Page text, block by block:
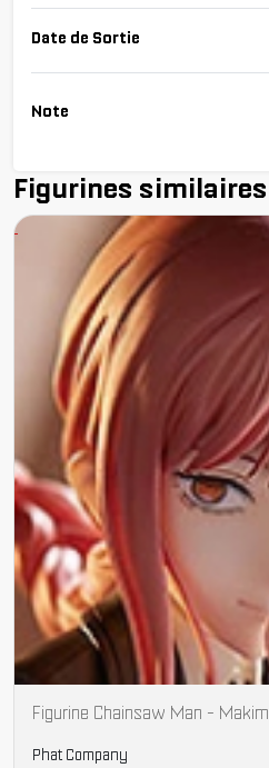
Date de Sortie
Note
Figurines similaires
Figurine Chainsaw Man -
Phat Company